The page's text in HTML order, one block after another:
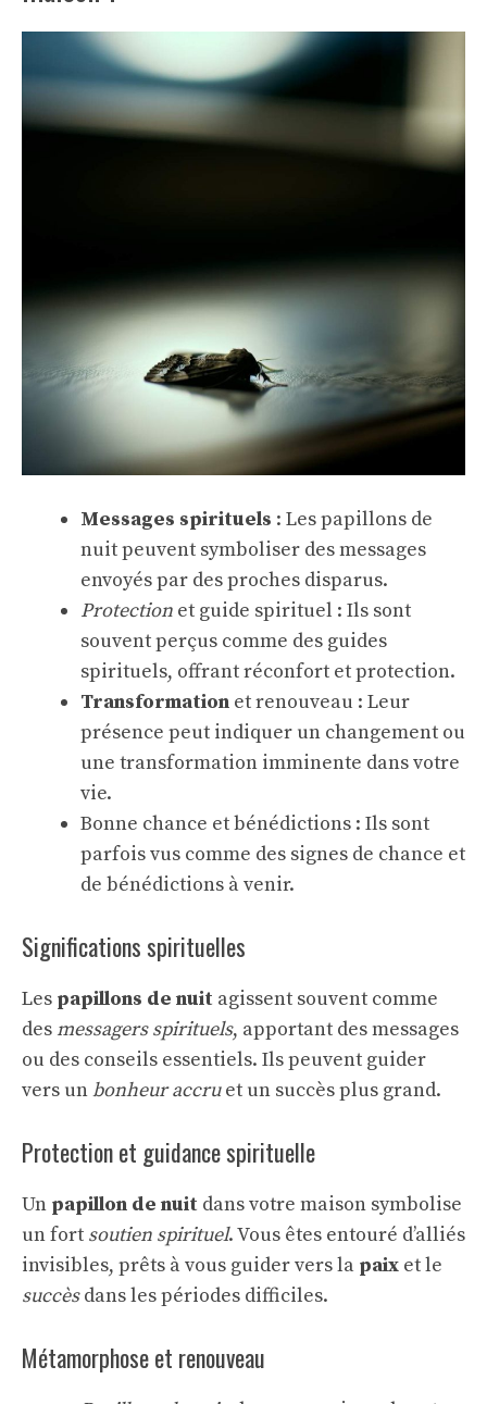
Messages spirituels : Les papillons de
nuit peuvent symboliser des messages
envoyés par des proches disparus.
Protection et guide spirituel : Ils sont
souvent perçus comme des guides
spirituels, offrant réconfort et protection.
Transformation et renouveau : Leur
présence peut indiquer un changement ou
une transformation imminente dans votre
vie.
Bonne chance et bénédictions : Ils sont
parfois vus comme des signes de chance et
de bénédictions à venir.
Significations spirituelles
Les papillons de nuit agissent souvent comme
desmessagers spirituels, apportant des messages
ou des conseils essentiels. Ils peuvent guider
vers unbonheur accruet un succès plus grand.
Protection et guidance spirituelle
Un papillon de nuit dans votre maison symbolise
un fort soutien spirituel. Vous êtes entouré d’alliés
invisibles, prêts à vous guider vers la paix et le
succèsdans les périodes difficiles.
Métamorphose et renouveau